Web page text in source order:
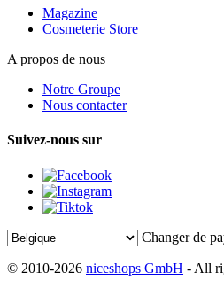
Magazine
Cosmeterie Store
A propos de nous
Notre Groupe
Nous contacter
Suivez-nous sur
Changer de
© 2010-2026 niceshops GmbH - All